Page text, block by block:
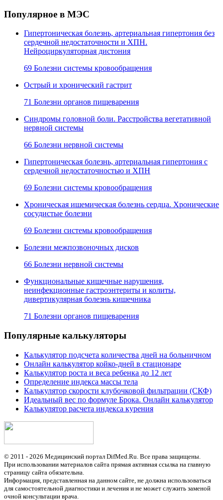
Популярное в МЭС
Гипертоническая болезнь, артериальная гипертония без
сердечной недостаточности и ХПН.
Нейроциркуляторная дистония
69 Болезни системы кровообращения
Острый и хронический гастрит
71 Болезни органов пищеварения
Синдромы головной боли. Расстройства вегетативной
нервной системы
66 Болезни нервной системы
Гипертоническая болезнь, артериальная гипертония с
сердечной недостаточностью и ХПН
69 Болезни системы кровообращения
Хроническая ишемическая болезнь сердца. Хронические
сосудистые болезни
69 Болезни системы кровообращения
Болезни межпозвоночных дисков
66 Болезни нервной системы
Функциональные кишечные нарушения,
неинфекционные гастроэнтериты и колиты,
дивертикулярная болезнь кишечника
71 Болезни органов пищеварения
Популярные калькуляторы
Калькулятор подсчета количества дней на больничном
Онлайн калькулятор койко-дней в стационаре
Калькулятор роста и веса ребенка до 12 лет
Определение индекса массы тела
Калькулятор скорости клубочковой фильтрации (СКФ)
Идеальный вес по формуле Брока. Онлайн калькулятор
Калькулятор расчета индекса курения
© 2011 - 2026 Медицинский портал DifMed.Ru. Все права защищены.
При использовании материалов сайта прямая активная ссылка на главную
страницу сайта обязательна.
Информация, представленная на данном сайте, не должна использоваться
для самостоятельной диагностики и лечения и не может служить заменой
очной консультации врача.